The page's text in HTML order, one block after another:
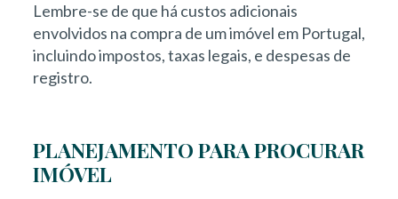
Lembre-se de que há custos adicionais
envolvidos na compra de um imóvel em Portugal,
incluindo impostos, taxas legais, e despesas de
registro.
PLANEJAMENTO PARA PROCURAR
IMÓVEL